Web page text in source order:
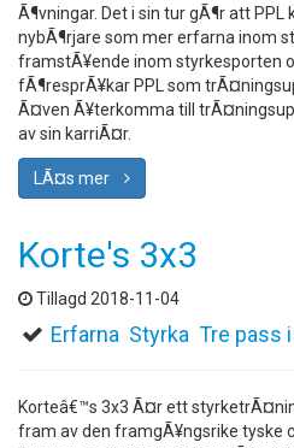
Ã¶vningar. Det i sin tur gÃ¶r att
nybÃ¶rjare som mer erfarna inom
framstÃ¥ende inom styrkesporten
fÃ¶resprÃ¥kar PPL som
Ã¤ven Ã¥terkomma till
av sin karriÃ¤r.
LÃ¤s mer
Korte's 3x3
Tillagd 2018-11-04
Erfarna Styrka Tre pass
Korteâ€™s 3x3 Ã¤r ett
fram av den framgÃ¥ngsrike tyske